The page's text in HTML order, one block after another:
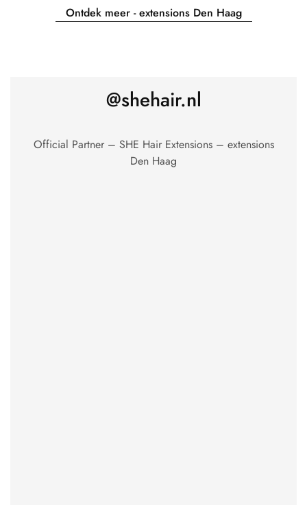
Ontdek meer - extensions Den Haag
@shehair.nl
Official Partner – SHE Hair Extensions – extensions
Den Haag